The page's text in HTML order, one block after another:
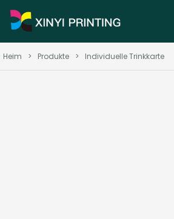
Heim > Produkte > Individuelle Trinkkarte